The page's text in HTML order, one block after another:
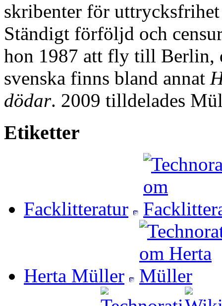
skribenter för
Ständigt förföljd och
hon 1987 att fly till Berlin,
svenska finns bland annat
dödar. 2009 tilldelades
Etiketter
Facklitteratur
Herta Müller